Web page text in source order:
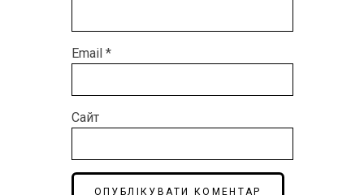
Email *
Сайт